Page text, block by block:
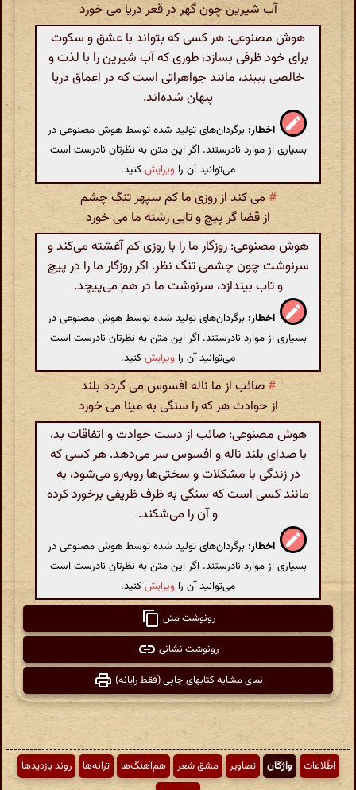
آب شیرین چون گهر در قعر دریا می خورد
هوش مصنوعی: هر کسی که بتواند با عشق و سکوت
برای خود ظرفی بسازد، طوری که آب شیرین را با لذت و
خالصی ببیند، مانند جواهراتی است که در اعماق دریا
پنهان شده‌اند.
اخطار: برگردان‌های تولید شده توسط هوش مصنوعی در
بسیاری از موارد نادرستند. اگر این متن به نظرتان نادرست است
می‌توانید آن را ویرایشکنید.
# می کند از روزی ما کم سپهر تنگ چشم
از قضا گر پیچ و تابی رشته ما می خورد
هوش مصنوعی: روزگار ما را با روزی کم آغشته می‌کند و
سرنوشت چون چشمی تنگ نظر. اگر روزگار ما را در پیچ
و تاب بیندازد، سرنوشت ما در هم می‌پیچد.
اخطار: برگردان‌های تولید شده توسط هوش مصنوعی در
بسیاری از موارد نادرستند. اگر این متن به نظرتان نادرست است
می‌توانید آن را ویرایشکنید.
# صائب از ما ناله افسوس می گردد بلند
از حوادث هر که را سنگی به مینا می خورد
هوش مصنوعی: صائب از دست حوادث و اتفاقات بد،
با صدای بلند ناله و افسوس سر می‌دهد. هر کسی که
در زندگی با مشکلات و سختی‌ها روبه‌رو می‌شود، به
مانند کسی است که سنگی به ظرف ظریفی برخورد کرده
و آن را می‌شکند.
اخطار: برگردان‌های تولید شده توسط هوش مصنوعی در
بسیاری از موارد نادرستند. اگر این متن به نظرتان نادرست است
می‌توانید آن را ویرایشکنید.
رونوشت متن
رونوشت نشانی
نمای مشابه کتابهای چاپی (فقط رایانه)
اطّلاعات واژگان تصاویر مشق شعر هم‌آهنگ‌ها ترانه‌ها
روند بازدیدها